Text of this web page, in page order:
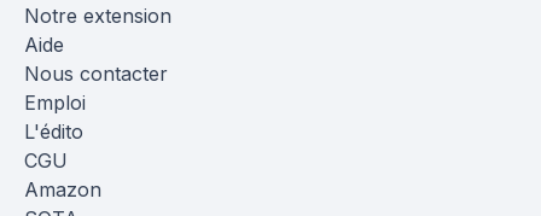
Notre extension
Aide
Nous contacter
Emploi
L'édito
CGU
Amazon